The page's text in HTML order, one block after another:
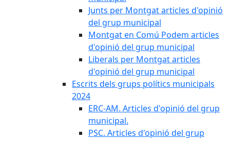
Junts per Montgat articles d'opinió
del grup municipal
Montgat en Comú Podem articles
d'opinió del grup municipal
Liberals per Montgat articles
d'opinió del grup municipal
Escrits dels grups polítics municipals
2024
ERC-AM. Articles d'opinió del grup
municipal.
PSC. Articles d'opinió del grup